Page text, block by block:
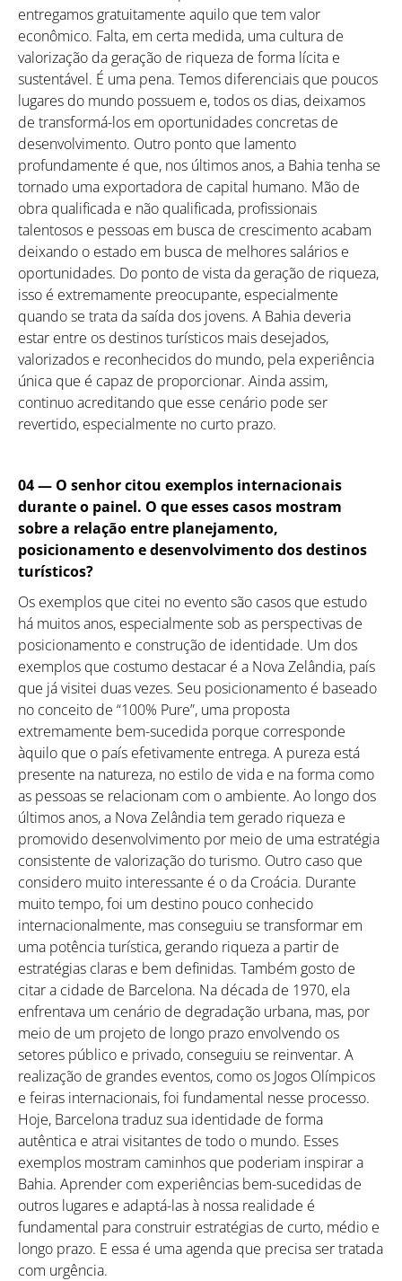
entregamos gratuitamente aquilo que tem valor
econômico. Falta, em certa medida, uma cultura de
valorização da geração de riqueza de forma lícita e
sustentável. É uma pena. Temos diferenciais que poucos
lugares do mundo possuem e, todos os dias, deixamos
de transformá-los em oportunidades concretas de
desenvolvimento. Outro ponto que lamento
profundamente é que, nos últimos anos, a Bahia tenha se
tornado uma exportadora de capital humano. Mão de
obra qualificada e não qualificada, profissionais
talentosos e pessoas em busca de crescimento acabam
deixando o estado em busca de melhores salários e
oportunidades. Do ponto de vista da geração de riqueza,
isso é extremamente preocupante, especialmente
quando se trata da saída dos jovens. A Bahia deveria
estar entre os destinos turísticos mais desejados,
valorizados e reconhecidos do mundo, pela experiência
única que é capaz de proporcionar. Ainda assim,
continuo acreditando que esse cenário pode ser
revertido, especialmente no curto prazo.
04 — O senhor citou exemplos internacionais
durante o painel. O que esses casos mostram
sobre a relação entre planejamento,
posicionamento e desenvolvimento dos destinos
turísticos?
Os exemplos que citei no evento são casos que estudo
há muitos anos, especialmente sob as perspectivas de
posicionamento e construção de identidade. Um dos
exemplos que costumo destacar é a Nova Zelândia, país
que já visitei duas vezes. Seu posicionamento é baseado
no conceito de “100% Pure”, uma proposta
extremamente bem-sucedida porque corresponde
àquilo que o país efetivamente entrega. A pureza está
presente na natureza, no estilo de vida e na forma como
as pessoas se relacionam com o ambiente. Ao longo dos
últimos anos, a Nova Zelândia tem gerado riqueza e
promovido desenvolvimento por meio de uma estratégia
consistente de valorização do turismo. Outro caso que
considero muito interessante é o da Croácia. Durante
muito tempo, foi um destino pouco conhecido
internacionalmente, mas conseguiu se transformar em
uma potência turística, gerando riqueza a partir de
estratégias claras e bem definidas. Também gosto de
citar a cidade de Barcelona. Na década de 1970, ela
enfrentava um cenário de degradação urbana, mas, por
meio de um projeto de longo prazo envolvendo os
setores público e privado, conseguiu se reinventar. A
realização de grandes eventos, como os Jogos Olímpicos
e feiras internacionais, foi fundamental nesse processo.
Hoje, Barcelona traduz sua identidade de forma
autêntica e atrai visitantes de todo o mundo. Esses
exemplos mostram caminhos que poderiam inspirar a
Bahia. Aprender com experiências bem-sucedidas de
outros lugares e adaptá-las à nossa realidade é
fundamental para construir estratégias de curto, médio e
longo prazo. E essa é uma agenda que precisa ser tratada
com urgência.